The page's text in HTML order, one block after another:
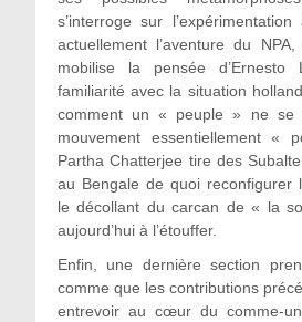
s’interroge sur
actuellement l’aventure du
mobilise la pensée
familiarité avec la situation
comment un « peuple » ne se
mouvement essentiellement «
Partha Chatterjee tire des
au Bengale de quoi reconfigurer
le décollant du carcan de « la
aujourd’hui à l’étouffer.
Enfin, une dernière section
comme que les contributions
entrevoir au cœur du comme-